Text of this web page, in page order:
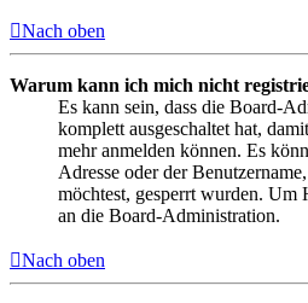
Nach oben
Warum kann ich mich nicht
Es kann sein, dass die Board-
komplett ausgeschaltet hat,
mehr anmelden können. Es
Adresse oder der
möchtest, gesperrt wurden. Um
an die Board-Administration.
Nach oben